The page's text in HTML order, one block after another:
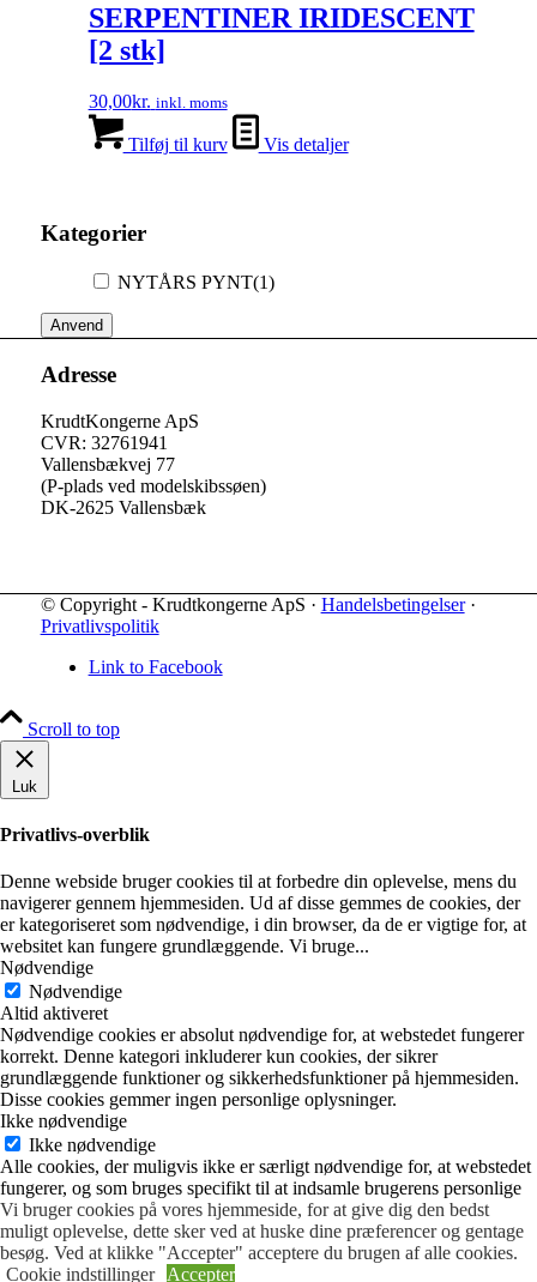
SERPENTINER IRIDESCENT
[2 stk]
30,00kr. inkl. moms
Tilføj til kurv Vis detaljer
Kategorier
NYTÅRS PYNT(1)
Anvend
Adresse
KrudtKongerne ApS
CVR: 32761941
Vallensbækvej 77
(P-plads ved modelskibssøen)
DK-2625 Vallensbæk
© Copyright - Krudtkongerne ApS · Handelsbetingelser·
Privatlivspolitik
Link to Facebook
Scroll to top
Vi bruger cookies på vores hjemmeside, for at give dig den bedst
muligt oplevelse, dette sker ved at huske dine præferencer og gentage
besøg. Ved at klikke "Accepter" acceptere du brugen af alle cookies.
Cookie indstillinger
Accepter
Luk
Privatlivs-overblik
Denne webside bruger cookies til at forbedre din oplevelse, mens du
navigerer gennem hjemmesiden. Ud af disse gemmes de cookies, der
er kategoriseret som nødvendige, i din browser, da de er vigtige for, at
websitet kan fungere grundlæggende. Vi bruge...
Nødvendige
Nødvendige
Altid aktiveret
Nødvendige cookies er absolut nødvendige for, at webstedet fungerer
korrekt. Denne kategori inkluderer kun cookies, der sikrer
grundlæggende funktioner og sikkerhedsfunktioner på hjemmesiden.
Disse cookies gemmer ingen personlige oplysninger.
Ikke nødvendige
Ikke nødvendige
Alle cookies, der muligvis ikke er særligt nødvendige for, at webstedet
fungerer, og som bruges specifikt til at indsamle brugerens personlige
data via analyser, annoncer, andet indlejret indhold, kaldes ikke-
nødvendige cookies. Det er obligatorisk at indhente brugernes
samtykke inden du kører disse cookies på dit websted.
GEM & ACCEPTÈR